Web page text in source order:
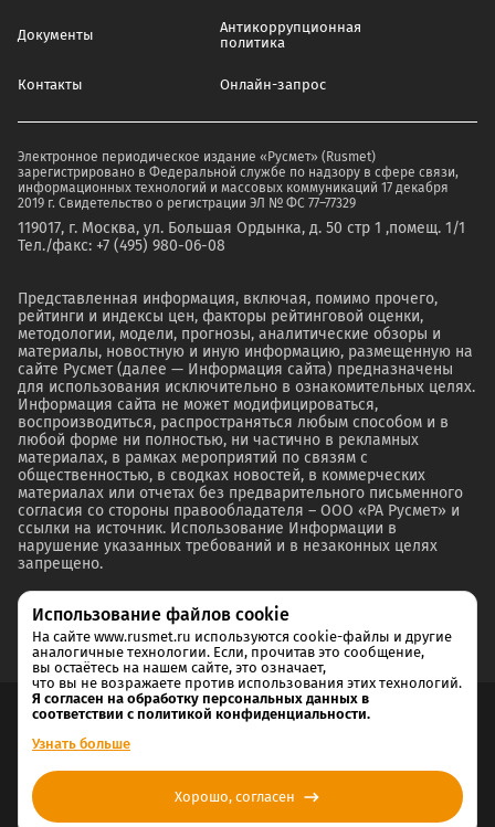
Документы
Антикоррупционная
политика
Контакты Онлайн-запрос
Электронное периодическое издание «Русмет» (Rusmet)
зарегистрировано в Федеральной службе по надзору в сфере связи,
информационных технологий и массовых коммуникаций 17 декабря
2019 г. Свидетельство о регистрации ЭЛ № ФС 77–77329
119017, г. Москва, ул. Большая Ордынка, д. 50 стр 1 ,помещ. 1/1
Тел./факс: +7 (495) 980-06-08
Представленная информация, включая, помимо прочего,
рейтинги и индексы цен, факторы рейтинговой оценки,
методологии, модели, прогнозы, аналитические обзоры и
материалы, новостную и иную информацию, размещенную на
сайте Русмет (далее — Информация сайта) предназначены
для использования исключительно в ознакомительных целях.
Информация сайта не может модифицироваться,
воспроизводиться, распространяться любым способом и в
любой форме ни полностью, ни частично в рекламных
материалах, в рамках мероприятий по связям с
общественностью, в сводках новостей, в коммерческих
материалах или отчетах без предварительного письменного
согласия со стороны правообладателя – ООО «РА Русмет» и
ссылки на источник. Использование Информации в
нарушение указанных требований и в незаконных целях
запрещено.
Согласие на обработку и хранение персональных данных
Политика конфиденциальности
Использование файлов cookie
На сайте www.rusmet.ru используются cookie-файлы и другие
аналогичные технологии. Если, прочитав это сообщение,
вы остаётесь на нашем сайте, это означает,
что вы не возражаете против использования этих технологий.
Я согласен на обработку персональных данных в
соответствии с политикой конфиденциальности.
Узнать больше
Хорошо, согласен